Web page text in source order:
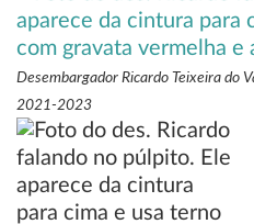
Desembargador Ricardo Teixeira do
2021-2023